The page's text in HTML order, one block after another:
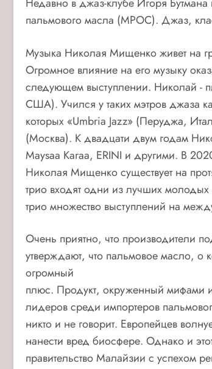
пальмового масла (MPOC). Джаз,
Музыка Николая Мищенко живет на
Огромное влияние на его музыку
следующем выступлении. Николай -
США). Учился у таких мэтров джаза
которых «Umbria Jazz» (Перуджа,
(Москва). К двадцати двум годам
Maysaa Karaa, ERINI и другими. В
Николая Мищенко существует на
трио входят одни из лучших
трио множество выступлений на
Очень приятно, что производители
утверждают, что пальмовое масло, о
огромный
плюс. Продукт, окруженный мифами и
лидеров среди импортеров
никто и не говорит. Европейцев
нанести вред биосфере. Однако и
правительство Малайзии с успехом